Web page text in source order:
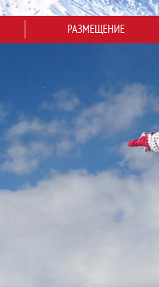
РАЗМЕЩЕНИЕ